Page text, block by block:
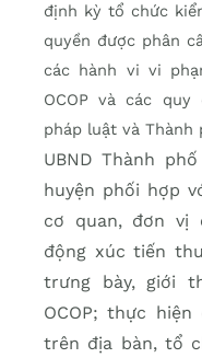
định kỳ tổ chức
quyền được phân
các hành vi vi
OCOP và các
pháp luật và Thành
UBND Thành
huyện phối hợp
cơ quan, đơn vị
động xúc tiến
trưng bày, giới
OCOP; thực
trên địa bàn, tổ